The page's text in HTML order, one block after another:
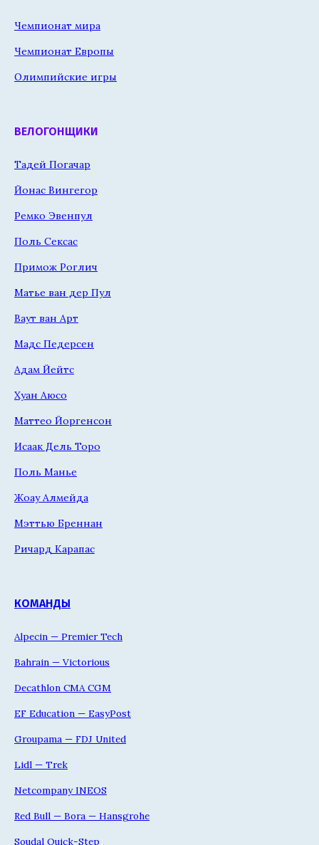
Чемпионат мира
Чемпионат Европы
Олимпийские игры
ВЕЛОГОНЩИКИ
Тадей Погачар
Йонас Вингегор
Ремко Эвенпул
Поль Сексас
Примож Роглич
Матье ван дер Пул
Ваут ван Арт
Мадс Педерсен
Адам Йейтс
Хуан Аюсо
Маттео Йоргенсон
Исаак Дель Торо
Поль Манье
Жоау Алмейда
Мэттью Бреннан
Ричард Карапас
КОМАНДЫ
Alpecin — Premier Tech
Bahrain — Victorious
Decathlon CMA CGM
EF Education — EasyPost
Groupama — FDJ United
Lidl — Trek
Netcompany INEOS
Red Bull — Bora — Hansgrohe
Soudal Quick-Step